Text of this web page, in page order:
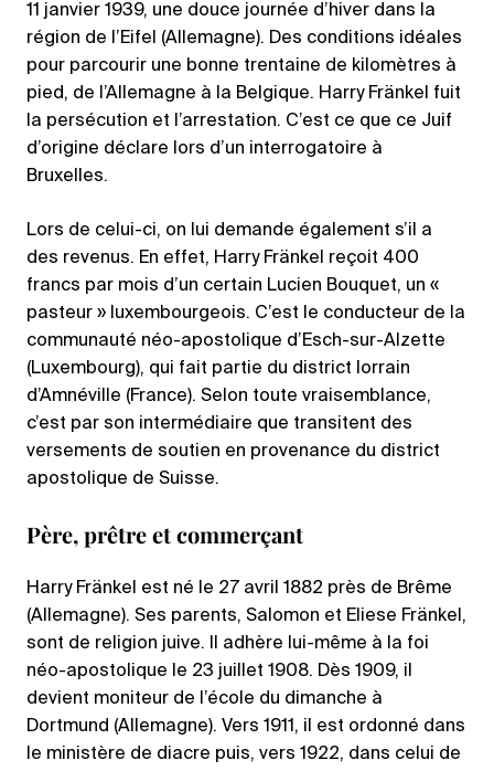
11 janvier 1939, une douce journée d’hiver dans la
région de l’Eifel (Allemagne). Des conditions idéales
pour parcourir une bonne trentaine de kilomètres à
pied, de l’Allemagne à la Belgique. Harry Fränkel fuit
la persécution et l’arrestation. C’est ce que ce Juif
d’origine déclare lors d’un interrogatoire à
Bruxelles.
Lors de celui-ci, on lui demande également s’il a
des revenus. En effet, Harry Fränkel reçoit 400
francs par mois d’un certain Lucien Bouquet, un «
pasteur » luxembourgeois. C’est le conducteur de la
communauté néo-apostolique d’Esch-sur-Alzette
(Luxembourg), qui fait partie du district lorrain
d’Amnéville (France). Selon toute vraisemblance,
c’est par son intermédiaire que transitent des
versements de soutien en provenance du district
apostolique de Suisse.
Père, prêtre et commerçant
Harry Fränkel est né le 27 avril 1882 près de Brême
(Allemagne). Ses parents, Salomon et Eliese Fränkel,
sont de religion juive. Il adhère lui-même à la foi
néo-apostolique le 23 juillet 1908. Dès 1909, il
devient moniteur de l’école du dimanche à
Dortmund (Allemagne). Vers 1911, il est ordonné dans
le ministère de diacre puis, vers 1922, dans celui de